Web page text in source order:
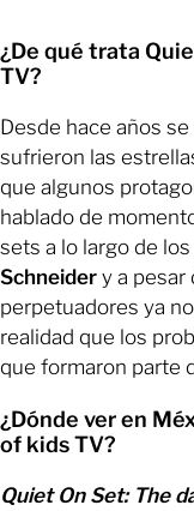
¿De qué trata
TV?
Desde hace años
sufrieron las
que algunos
hablado de
sets a lo largo de
Schneider y a pesar
perpetuadores ya
realidad que los
que formaron parte
¿Dónde ver en
of kids TV?
Quiet On Set: The